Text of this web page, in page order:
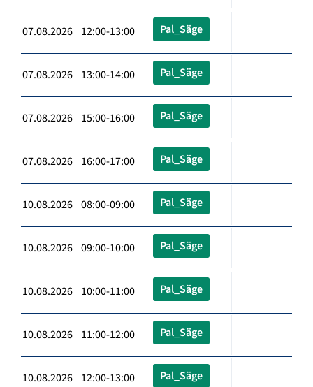
07.08.2026 12:00-13:00 Pal_Säge
07.08.2026 13:00-14:00 Pal_Säge
07.08.2026 15:00-16:00 Pal_Säge
07.08.2026 16:00-17:00 Pal_Säge
10.08.2026 08:00-09:00 Pal_Säge
10.08.2026 09:00-10:00 Pal_Säge
10.08.2026 10:00-11:00 Pal_Säge
10.08.2026 11:00-12:00 Pal_Säge
10.08.2026 12:00-13:00 Pal_Säge